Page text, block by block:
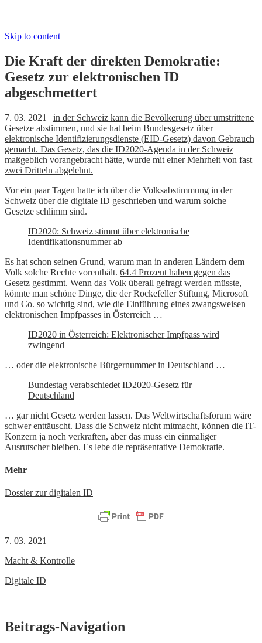
Skip to content
Die Kraft der direkten Demokratie:
Gesetz zur elektronischen ID
abgeschmettert
7. 03. 2021 | in der Schweiz kann die Bevölkerung über umstrittene
Gesetze abstimmen, und sie hat beim Bundesgesetz über
elektronische Identifizierungsdienste (EID-Gesetz) davon Gebrauch
gemacht. Das Gesetz, das die ID2020-Agenda in der Schweiz
maßgeblich vorangebracht hätte, wurde mit einer Mehrheit von fast
zwei Dritteln abgelehnt.
Vor ein paar Tagen hatte ich über die Volksabstimmung in der
Schweiz über die digitale ID geschrieben und warum solche
Gesetze schlimm sind.
ID2020: Schweiz stimmt über elektronische
Identifikationsnummer ab
Es hat schon seinen Grund, warum man in anderen Ländern dem
Volk solche Rechte vorenthält. 64.4 Prozent haben gegen das
Gesetz gestimmt. Wenn das Volk überall gefragt werden müsste,
könnte man schöne Dinge, die der Rockefeller Stiftung, Microsoft
und Co. so wichtig sind, wie die Einführung eines zwangsweisen
elektronischen Impfpasses in Österreich …
ID2020 in Österreich: Elektronischer Impfpass wird
zwingend
… oder die elektronische Bürgernummer in Deutschland …
Bundestag verabschiedet ID2020-Gesetz für
Deutschland
… gar nicht Gesetz werden lassen. Das Weltwirtschaftsforum wäre
schwer enttäuscht. Dass die Schweiz nicht mitmacht, können die IT-
Konzern ja noch verkraften, aber das muss ein einmaliger
Ausrutscher bleiben. Es lebe die repräsentative Demokratie.
Mehr
Dossier zur digitalen ID
7. 03. 2021
Macht & Kontrolle
Digitale ID
Beitrags-Navigation